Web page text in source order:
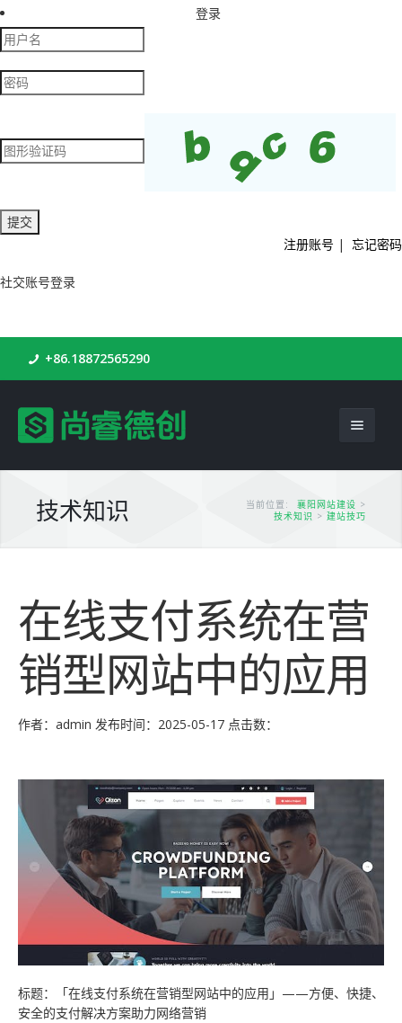
登录
注册账号 | 忘记密码
社交账号登录
+86.18872565290
服务项目
网站建设
平面设计
PSD转HTML
数据与API
服务报价
解决方案
企业网站
商城网站
高端网站
教育app定制开发
物联网APP定制开发
O2Oapp定制开发
电商APP定制开发
产品服务
尚睿德创程序
云主机
推广优化
小程序模板
网站模板
云·速成美站
弹窗广告
睿推宝
企业网站
商城网站
行业信息网站
手机网站
技术知识
建站技巧
常见问题
关于我们
合作客户
技术知识 当前位置: 襄阳网站建设 >
技术知识 > 建站技巧
在线支付系统在营
销型网站中的应用
作者：admin 发布时间：2025-05-17 点击数：
标题：「在线支付系统在营销型网站中的应用」——方便、快捷、
安全的支付解决方案助力网络营销